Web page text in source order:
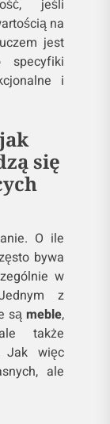
jeśli
na
jest
i
się
O ile
bywa
w
z
sąmeble,
także
Jak więc
ale